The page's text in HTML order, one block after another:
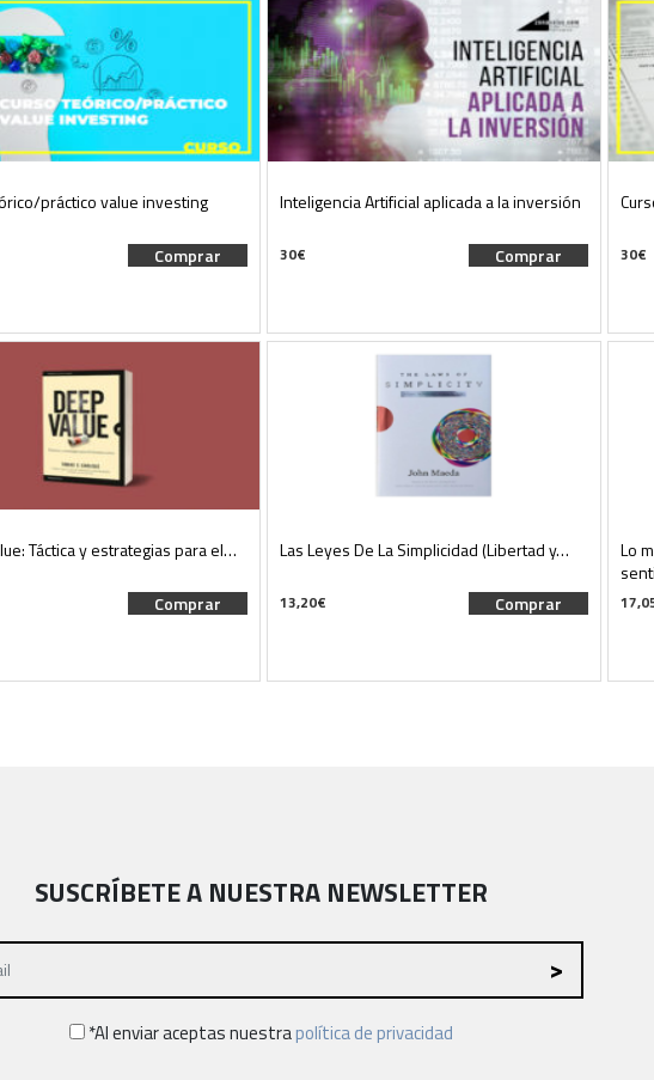
práctico value investing
Comprar
Inteligencia Artificial aplicada a la inversión
30€ Comprar 30€
Táctica y estrategias para el…
Comprar
Las Leyes De La Simplicidad (Libertad y…
13,20€ Comprar
Lo
SUSCRÍBETE A NUESTRA NEWSLETTER
*Al enviar aceptas nuestrapolítica de privacidad